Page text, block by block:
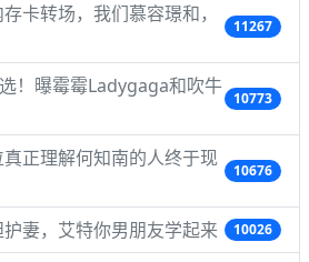
卡转场，我们慕容璟和，
11267
！曝霉霉Ladygaga和吹牛
10773
正理解何知南的人终于现
10676
妻，艾特你男朋友学起来 10026